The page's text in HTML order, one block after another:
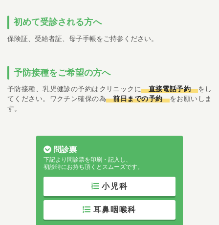
初めて受診される方へ
保険証、受給者証、母子手帳をご持参ください。
予防接種をご希望の方へ
予防接種、乳児健診の予約はクリニックに 直接電話予約
をし
てください。ワクチン確保の為
前日までの予約
をお願いしま
す。
問診票
下記より問診票を印刷・記入し、
初診時にお持ち頂くとスムーズです。
小児科
耳鼻咽喉科